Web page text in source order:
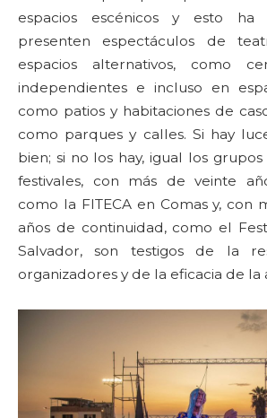
espacios escénicos y esto
presenten espectáculos de
espacios alternativos, como
independientes e incluso en
como patios y habitaciones de
como parques y calles. Si hay
bien; si no los hay, igual los
festivales, con más de veinte
como la FITECA en Comas y, con
años de continuidad, como el
Salvador, son testigos de la
organizadores y de la eficacia de la